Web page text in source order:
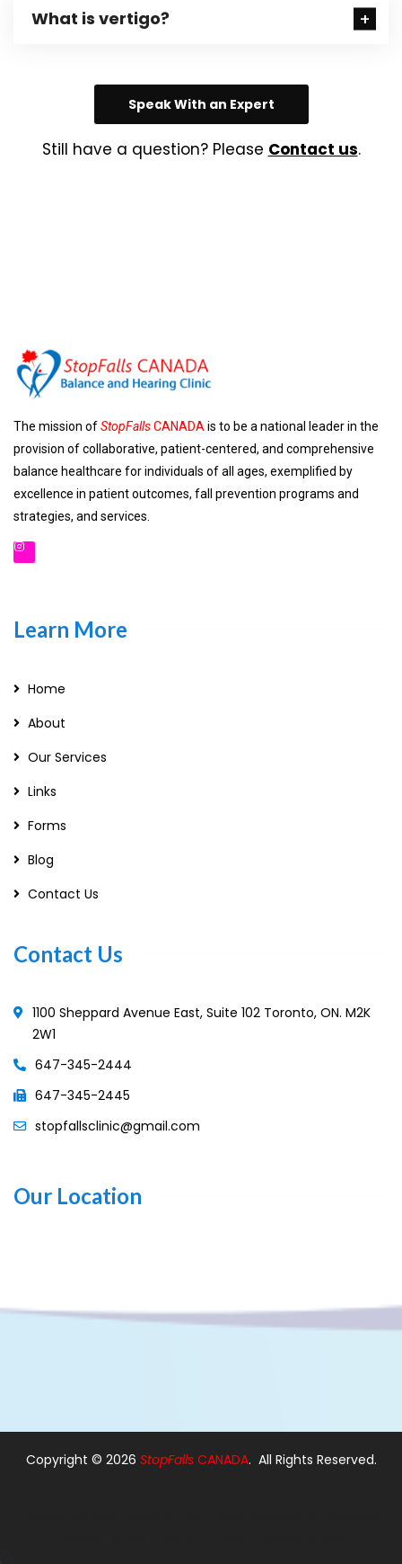
What is vertigo?
Speak With an Expert
Still have a question? Please Contact us.
The mission ofStopFallsCANADA is to be a national leader in the
provision of collaborative, patient-centered, and comprehensive
balance healthcare for individuals of all ages, exemplified by
excellence in patient outcomes, fall prevention programs and
strategies, and services.
Learn More
Home
About
Our Services
Links
Forms
Blog
Contact Us
Contact Us
1100 Sheppard Avenue East, Suite 102 Toronto, ON. M2K
2W1
647-345-2444
647-345-2445
stopfallsclinic@gmail.com
Our Location
Copyright © 2026 StopFalls CANADA. All Rights Reserved.